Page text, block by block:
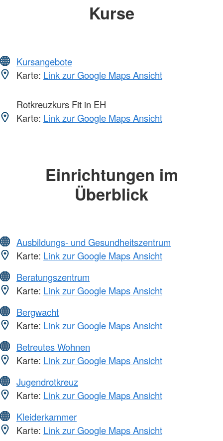
Kurse
Kursangebote
Karte: Link zur Google Maps Ansicht
Rotkreuzkurs Fit in EH
Karte: Link zur Google Maps Ansicht
Einrichtungen im
Überblick
Ausbildungs- und Gesundheitszentrum
Karte: Link zur Google Maps Ansicht
Beratungszentrum
Karte: Link zur Google Maps Ansicht
Bergwacht
Karte: Link zur Google Maps Ansicht
Betreutes Wohnen
Karte: Link zur Google Maps Ansicht
Jugendrotkreuz
Karte: Link zur Google Maps Ansicht
Kleiderkammer
Karte: Link zur Google Maps Ansicht